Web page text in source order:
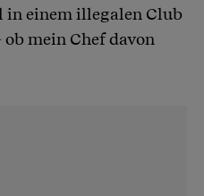
in einem illegalen Club
ob mein Chef davon